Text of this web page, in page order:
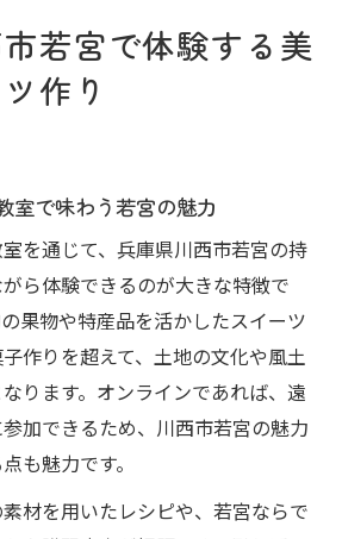
子教室が伝える地元食材の魅力
菓子教室で学ぶ地元特産品
伝える伝統と新しさの融合
楽しむオンライン体験方法
かすビジュアルスイーツの工夫
お菓子教室で映えるスイーツ作
しく見せる盛り付けのポイント
せるビジュアルスイーツ技法
体験で学ぶ盛り付けアイデア
若宮で体験する美
作り
室で味わう若宮の魅力
を通じて、兵庫県川西市若宮の持
ら体験できるのが大きな特徴で
果物や特産品を活かしたスイーツ
作りを超えて、土地の文化や風土
ります。オンラインであれば、遠
加できるため、川西市若宮の魅力
も魅力です。
材を用いたレシピや、若宮ならで